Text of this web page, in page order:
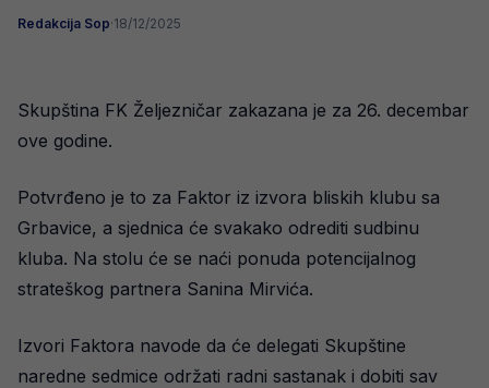
Redakcija Sop·18/12/2025
Skupština FK Željezničar zakazana je za 26. decembar
ove godine.
Potvrđeno je to za Faktor iz izvora bliskih klubu sa
Grbavice, a sjednica će svakako odrediti sudbinu
kluba. Na stolu će se naći ponuda potencijalnog
strateškog partnera Sanina Mirvića.
Izvori Faktora navode da će delegati Skupštine
naredne sedmice održati radni sastanak i dobiti sav